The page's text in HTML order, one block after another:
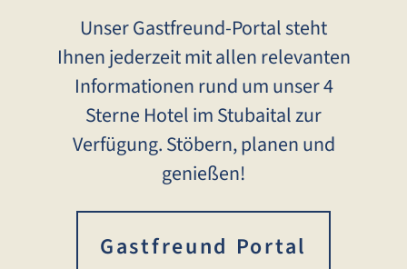
Unser Gastfreund-Portal steht
Ihnen jederzeit mit allen relevanten
Informationen rund um unser 4
Sterne Hotel im Stubaital zur
Verfügung. Stöbern, planen und
genießen!
Gastfreund Portal